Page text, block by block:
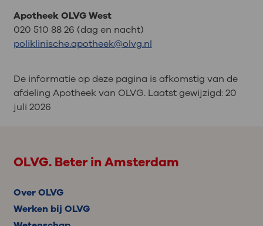
Apotheek OLVG West
020 510 88 26 (dag en nacht)
poliklinische.apotheek@olvg.nl
De informatie op deze pagina is afkomstig van de
afdeling Apotheek van OLVG. Laatst gewijzigd:20
juli 2026
OLVG. Beter in Amsterdam
Over OLVG
Werken bij OLVG